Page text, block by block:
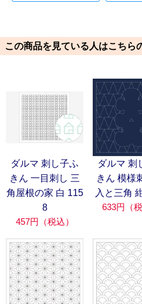
この商品を見ている人はこちら
ダルマ 刺し子ふ
きん 一目刺し 三
角屋根の家 白 115
8
457円（税込）
ダルマ 刺
きん 模様
入と三角
633円（税